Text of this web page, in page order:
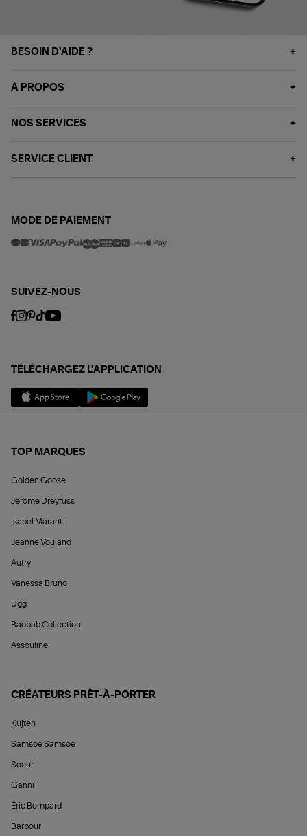
BESOIN D'AIDE ?
À PROPOS
NOS SERVICES
SERVICE CLIENT
MODE DE PAIEMENT
SUIVEZ-NOUS
TÉLÉCHARGEZ L'APPLICATION
TOP MARQUES
Golden Goose
Jérôme Dreyfuss
Isabel Marant
Jeanne Vouland
Autry
Vanessa Bruno
Ugg
Baobab Collection
Assouline
CRÉATEURS PRÊT-À-PORTER
Kujten
Samsoe Samsoe
Soeur
Ganni
Éric Bompard
Barbour